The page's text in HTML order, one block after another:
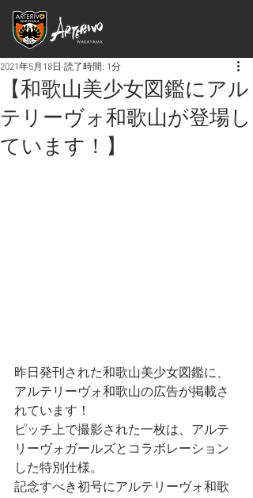
【和歌山美少女図鑑にアル
テリーヴォ和歌山が登場し
ています！】
2021年5月18日 読了時間: 1分
昨日発刊された和歌山美少女図鑑に、
アルテリーヴォ和歌山の広告が掲載さ
れています！
ピッチ上で撮影された一枚は、アルテ
リーヴォガールズとコラボレーション
した特別仕様。
記念すべき初号にアルテリーヴォ和歌